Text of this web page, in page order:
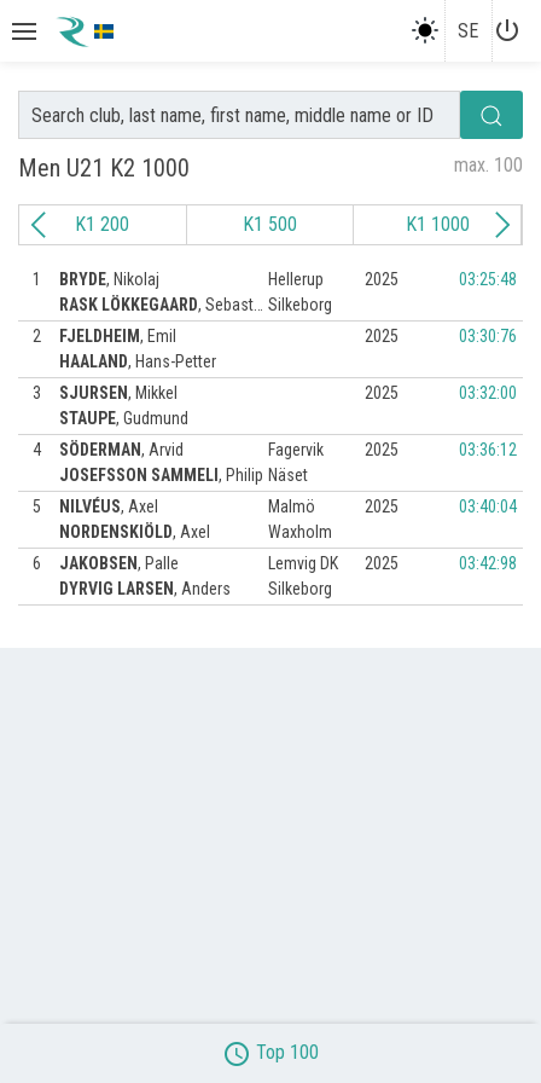
SE power_settings_new
Men U21 K2 1000 max. 100
K1 200 K1 500 K1 1000
1 BRYDE, Nikolaj
RASK LÖKKEGAARD, Sebastian
Hellerup
Silkeborg
2025 03:25:48
2 FJELDHEIM, Emil
HAALAND, Hans-Petter
2025 03:30:76
3 SJURSEN, Mikkel
STAUPE, Gudmund
2025 03:32:00
4 SÖDERMAN, Arvid
JOSEFSSON SAMMELI , Philip
Fagervik
Näset
2025 03:36:12
5 NILVÉUS, Axel
NORDENSKIÖLD, Axel
Malmö
Waxholm
2025 03:40:04
6 JAKOBSEN, Palle
DYRVIG LARSEN, Anders
Lemvig DK
Silkeborg
2025 03:42:98
access_time Top 100